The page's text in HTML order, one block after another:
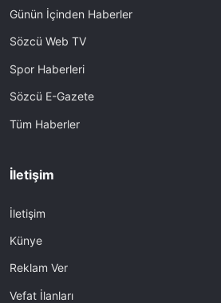
Günün İçinden Haberler
Sözcü Web TV
Spor Haberleri
Sözcü E-Gazete
Tüm Haberler
İletişim
İletişim
Künye
Reklam Ver
Vefat İlanları